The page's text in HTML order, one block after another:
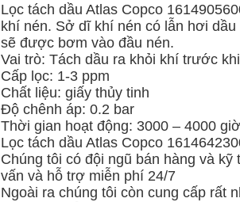
Lọc tách dầu Atlas Copco
khí nén. Sở dĩ khí nén có lẫn hơi
sẽ được bơm vào đầu nén.
Vai trò: Tách dầu ra khỏi khí trước
Cấp lọc: 1-3 ppm
Chất liệu: giấy thủy tinh
Độ chênh áp: 0.2 bar
Thời gian hoạt động: 3000 – 4000 giờ
Lọc tách dầu Atlas Copco
Chúng tôi có đội ngũ bán hàng và
vấn và hỗ trợ miễn phí 24/7
Ngoài ra chúng tôi còn cung cấp rất